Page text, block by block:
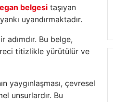
belgesi taşıyan
uyandırmaktadır.
Bu belge,
titizlikle yürütülür ve
yaygınlaşması, çevresel
unsurlardır. Bu